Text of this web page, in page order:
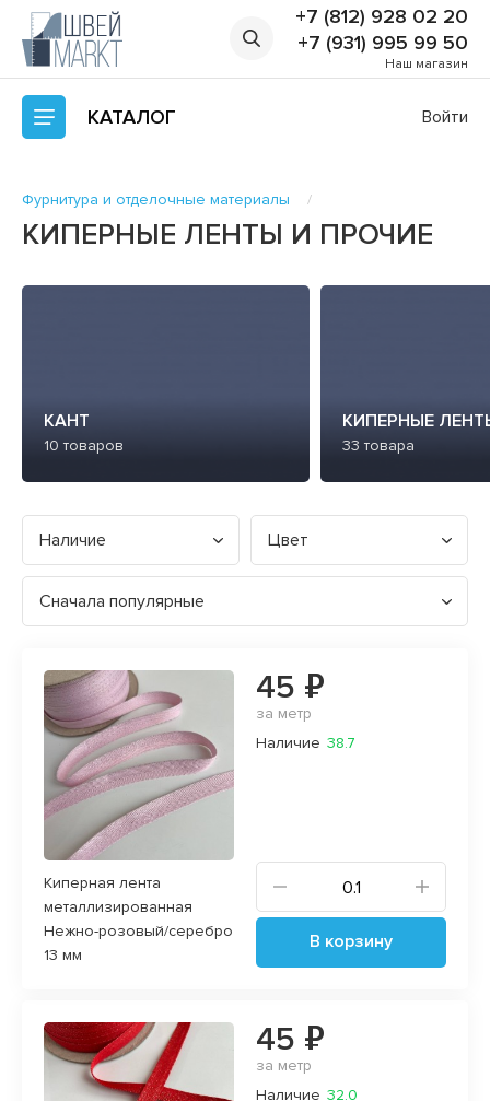
+7 (812) 928 02 20
+7 (931) 995 99 50
Наш магазин
КАТАЛОГ Войти
Фурнитура и отделочные материалы
КИПЕРНЫЕ ЛЕНТЫ И ПРОЧИЕ
КАНТ
10 товаров
КИПЕРНЫЕ
33 товара
Наличие Цвет
Сначала популярные
Киперная лента
металлизированная
Нежно-розовый/серебро
13 мм
45 ₽
за метр
Наличие 38.7
В корзину
45 ₽
за метр
Наличие 32.0